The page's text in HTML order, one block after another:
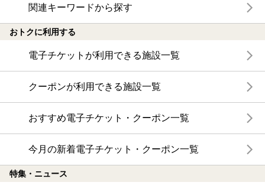
関連キーワードから探す
おトクに利用する
電子チケットが利用できる施設一覧
クーポンが利用できる施設一覧
おすすめ電子チケット・クーポン一覧
今月の新着電子チケット・クーポン一覧
特集・ニュース